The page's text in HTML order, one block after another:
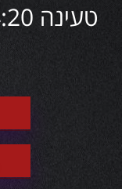
טעינה 4:20 פרק 2 לצפייה ישירה